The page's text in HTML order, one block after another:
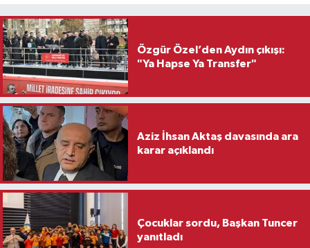
Özgür Özel’den Aydın çıkışı:
"Ya Hapse Ya Transfer"
Aziz İhsan Aktaş davasında ara
karar açıklandı
Çocuklar sordu, Başkan Tuncer
yanıtladı